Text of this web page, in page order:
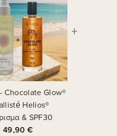
Chocolate Glow®
Helios®
& SPF30
49,90 €
+